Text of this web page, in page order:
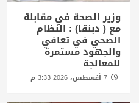
وزير الصحة في مقابلة
مع ( دبنقا) : النظام
الصحي في تعافي
والجهود مستمرة
للمعالجة